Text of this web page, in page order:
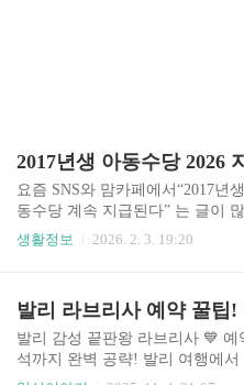
요즘 SNS와 맘카페에서“2017년
동수당 계속 지급된다” 는 글이
지만 현재 기준으로는✔ 법 개정
같아현재 진행 상황과 실제 가능
확하게 정리한 글을 따로 정리했
서✔ 2017년생 지급 가능성✔ 법
언제 확정되는지✔ 부모가 지금
생활정보 2026. 2. 3. 19:20
발리 감성 끝판왕 라브리사 💙
석까지 완벽 공략! 발리 여행에서
플을 꼽자면 단연 라브리사 발리